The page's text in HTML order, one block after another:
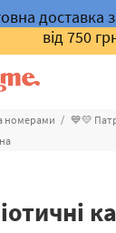
доставка
від 750
номерами
💙💛